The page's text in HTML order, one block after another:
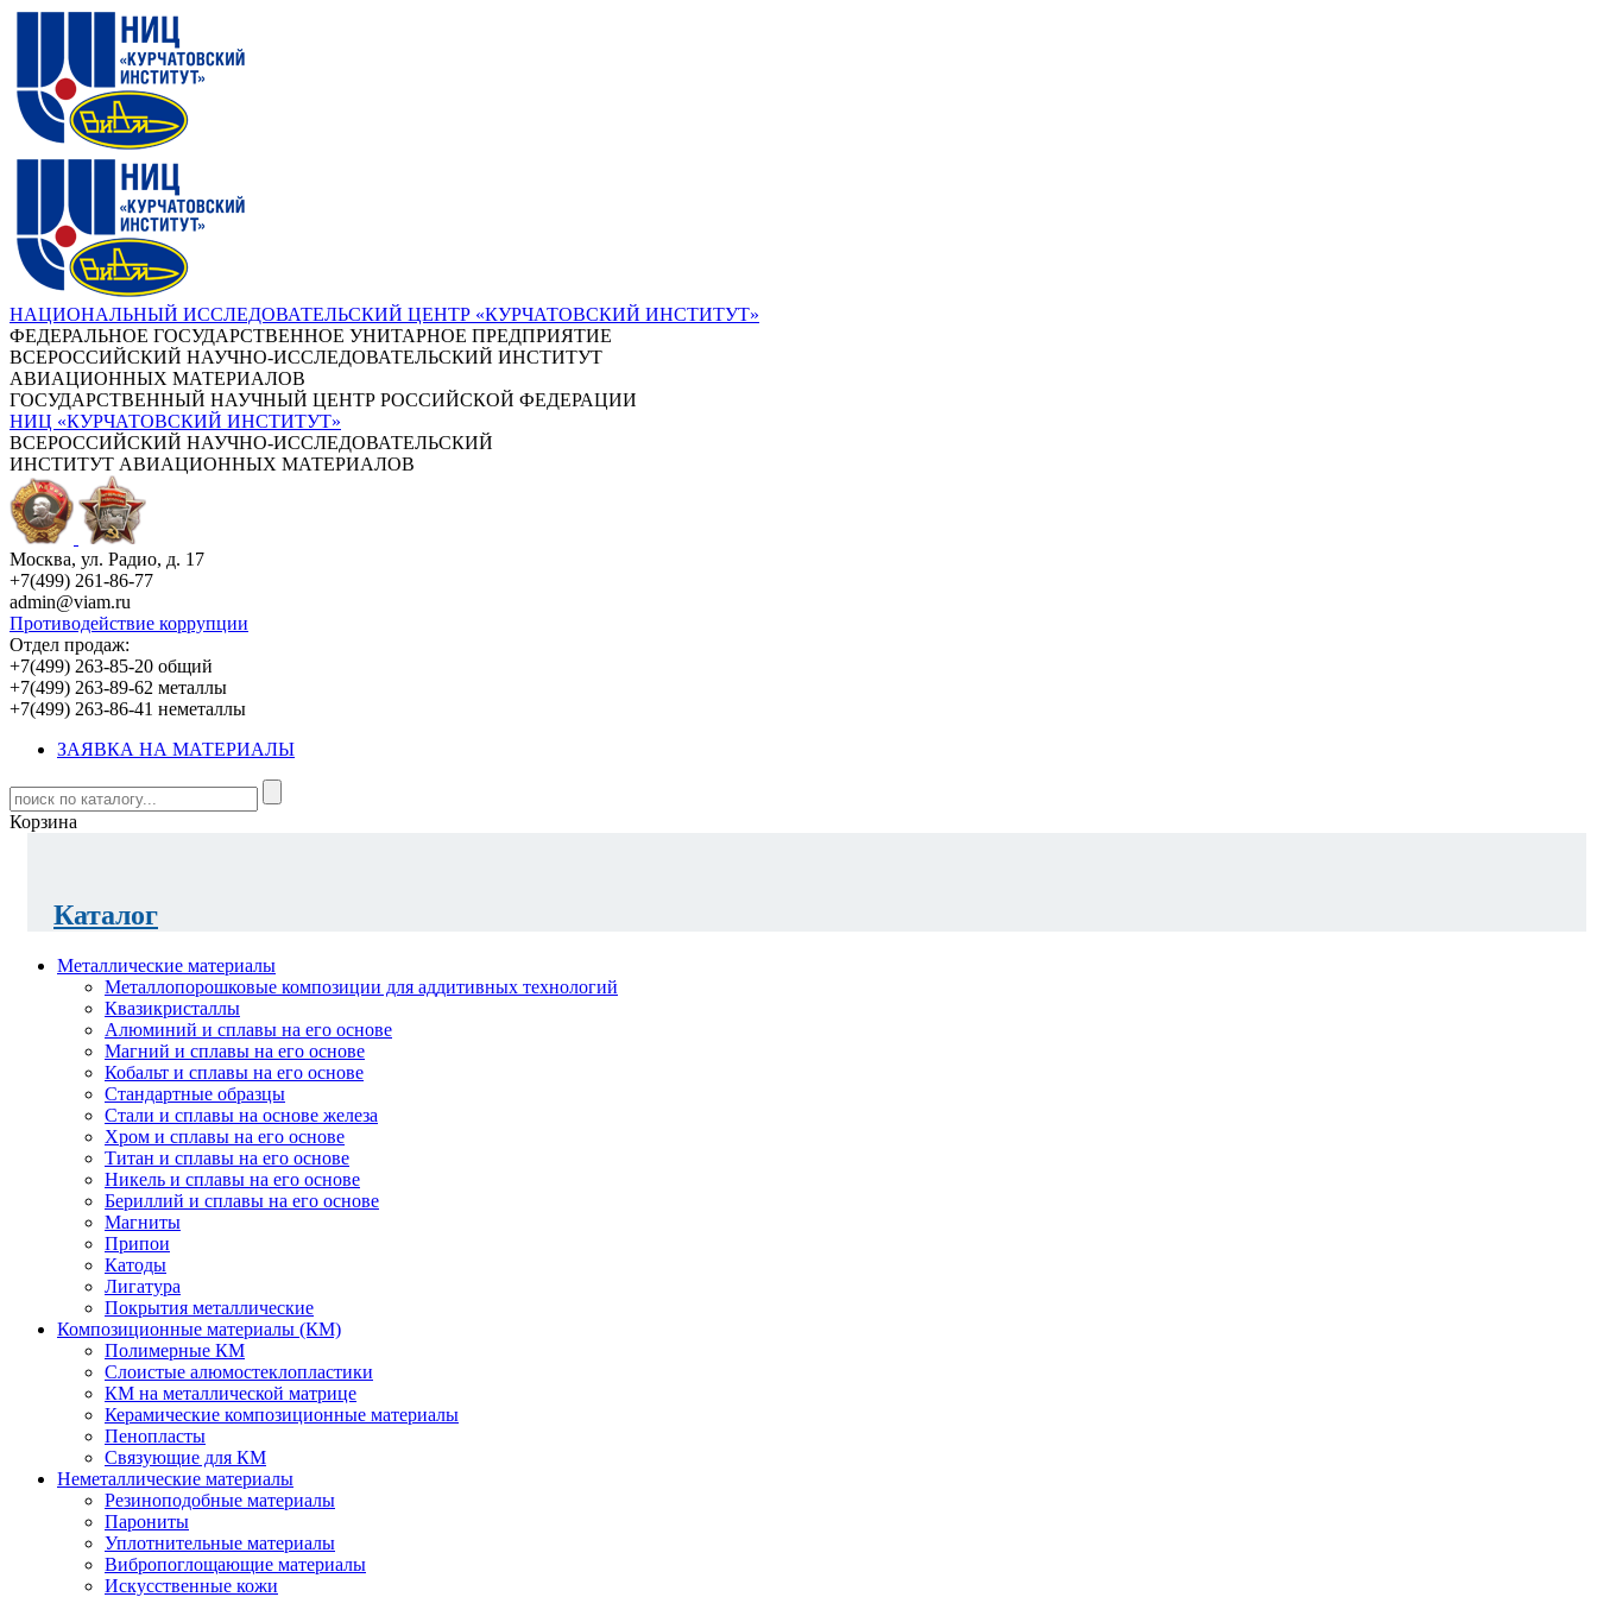
НАЦИОНАЛЬНЫЙ ИССЛЕДОВАТЕЛЬСКИЙ ЦЕНТР «КУРЧАТОВСКИЙ ИНСТИТУТ»
ФЕДЕРАЛЬНОЕ ГОСУДАРСТВЕННОЕ УНИТАРНОЕ ПРЕДПРИЯТИЕ
ВСЕРОССИЙСКИЙ НАУЧНО-ИССЛЕДОВАТЕЛЬСКИЙ ИНСТИТУТ
АВИАЦИОННЫХ МАТЕРИАЛОВ
ГОСУДАРСТВЕННЫЙ НАУЧНЫЙ ЦЕНТР РОССИЙСКОЙ ФЕДЕРАЦИИ
НИЦ «КУРЧАТОВСКИЙ ИНСТИТУТ»
ВСЕРОССИЙСКИЙ НАУЧНО-ИССЛЕДОВАТЕЛЬСКИЙ
ИНСТИТУТ АВИАЦИОННЫХ МАТЕРИАЛОВ
Москва, ул. Радио, д. 17
+7(499) 261-86-77
admin@viam.ru
Противодействие коррупции
Отдел продаж:
+7(499) 263-85-20 общий
+7(499) 263-89-62 металлы
+7(499) 263-86-41 неметаллы
ЗАЯВКА НА МАТЕРИАЛЫ
Корзина
Каталог
Металлические материалы
Металлопорошковые композиции для аддитивных технологий
Квазикристаллы
Алюминий и сплавы на его основе
Магний и сплавы на его основе
Кобальт и сплавы на его основе
Стандартные образцы
Стали и сплавы на основе железа
Хром и сплавы на его основе
Титан и сплавы на его основе
Никель и сплавы на его основе
Бериллий и сплавы на его основе
Магниты
Припои
Катоды
Лигатура
Покрытия металлические
Композиционные материалы (КМ)
Полимерные КМ
Слоистые алюмостеклопластики
КМ на металлической матрице
Керамические композиционные материалы
Пенопласты
Связующие для КМ
Неметаллические материалы
Резиноподобные материалы
Парониты
Уплотнительные материалы
Вибропоглощающие материалы
Искусственные кожи